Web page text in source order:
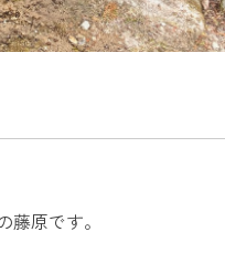
原です。